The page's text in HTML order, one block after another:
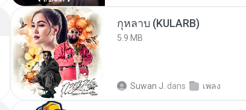
กุหลาบ (KULARB)
5.9 MB
Suwan J. dans เพลง